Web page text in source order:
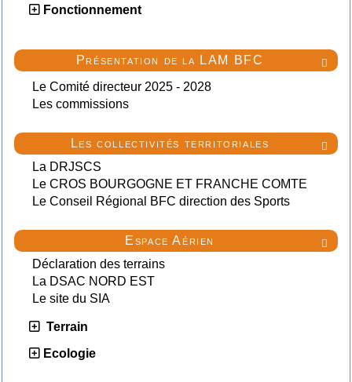
Fonctionnement

Présentation de la LAM BFC
Le Comité directeur 2025 - 2028
Les commissions

Les collectivités territoriales
La DRJSCS
Le CROS BOURGOGNE ET FRANCHE COMTE
Le Conseil Régional BFC direction des Sports

Espace Aérien
Déclaration des terrains
La DSAC NORD EST
Le site du SIA
Terrain
Ecologie